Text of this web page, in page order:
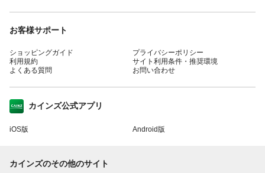
お客様サポート
ショッピングガイド
利用規約
よくある質問
プライバシーポリシー
サイト利用条件・推奨環境
お問い合わせ
カインズ公式アプリ
iOS版 Android版
カインズのその他のサイト